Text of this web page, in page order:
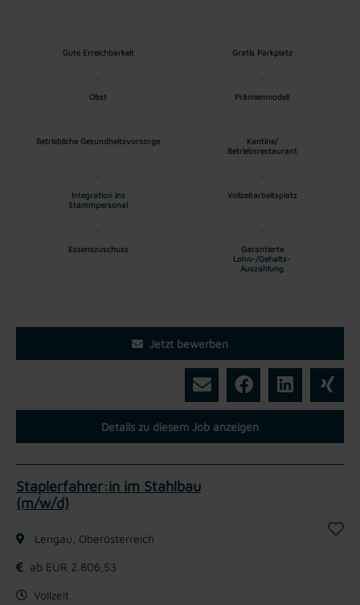
Gute Erreichbarkeit Gratis Parkplatz
Obst Prämienmodell
Betriebliche Gesundheitsvorsorge
Kantine/
Betriebsrestaurant
Integration ins
Stammpersonal
Vollzeitarbeitsplatz
Essenszuschuss
Garantierte
Lohn-/Gehalts-
Auszahlung
Jetzt bewerben
Details zu diesem Job anzeigen
Staplerfahrer:in im Stahlbau
(m/w/d)
Lengau, Oberösterreich
ab EUR 2.806,53
Vollzeit